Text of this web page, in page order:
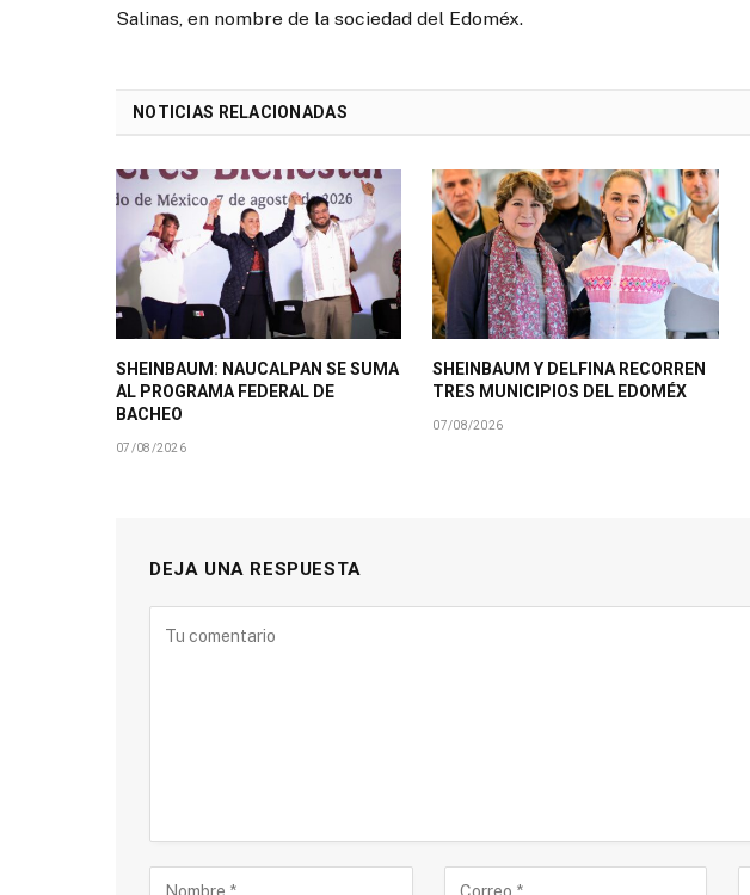
Salinas, en nombre de la sociedad del Edoméx.
NOTICIAS RELACIONADAS
SHEINBAUM: NAUCALPAN SE SUMA
AL PROGRAMA FEDERAL DE
BACHEO
07/08/2026
SHEINBAUM Y DELFINA RECORREN
TRES MUNICIPIOS DEL EDOMÉX
07/08/2026
DEJA UNA RESPUESTA